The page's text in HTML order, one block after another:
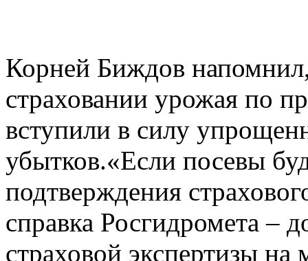
Корней Биждов
страховании урожая по
вступили в силу
убытков.«Если посевы
подтверждения
справка Росгидромета –
страховой экспертизы на